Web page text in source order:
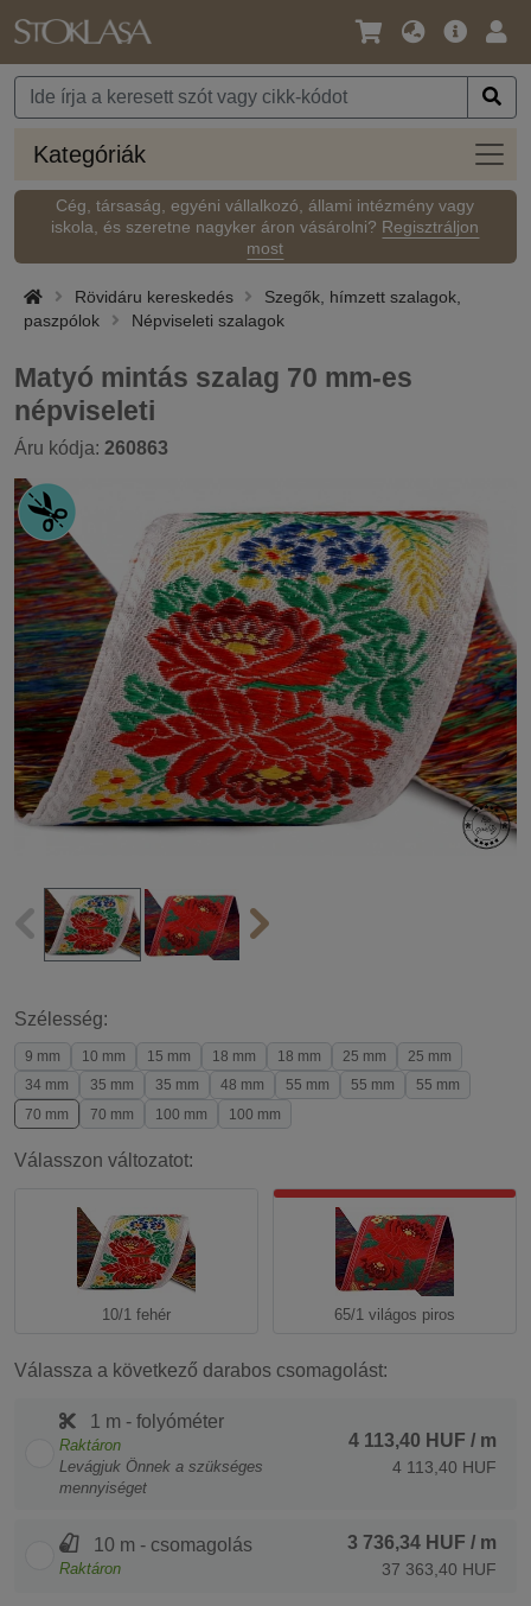
Nyelv
Pénznem
Fő
Kategóriák
Cég, társaság, egyéni vállalkozó, állami intézmény vagy
iskola, és szeretne nagyker áron vásárolni? Regisztráljon
most
Rövidáru kereskedés
Szegők, hímzett szalagok,
paszpólok
Népviseleti szalagok
Matyó mintás szalag 70 mm-es
népviseleti
Áru kódja: 260863
Szélesség:
9 mm 10 mm 15 mm 18 mm 18 mm 25 mm
25 mm
34 mm
35 mm 35 mm 48 mm 55 mm 55 mm
55 mm
70 mm
70 mm 100 mm 100 mm
Válasszon változatot:
10/1 fehér 65/1 világos piros
Válassza a következő darabos csomagolást:
1 m - folyóméter
Raktáron
Levágjuk Önnek a szükséges
mennyiséget
4 113,40 HUF / m
4 113,40 HUF
10 m - csomagolás
Raktáron
3 736,34 HUF / m
37 363,40 HUF